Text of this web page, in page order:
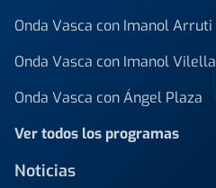
Onda Vasca con Imanol Arruti
Onda Vasca con Imanol Vilella
Onda Vasca con Ángel Plaza
Ver todos los programas
Noticias